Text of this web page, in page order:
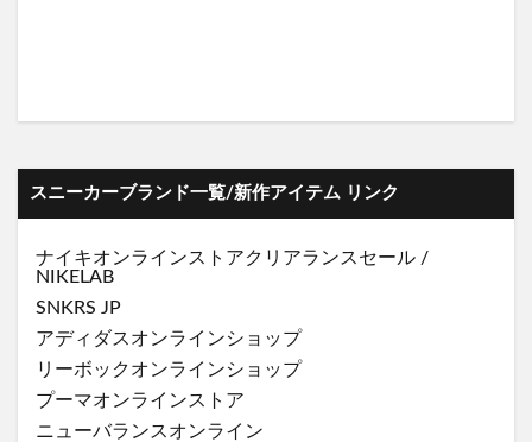
スニーカーブランド一覧/新作アイテム リンク
ナイキオンラインストアクリアランスセール /
NIKELAB
SNKRS JP
アディダスオンラインショップ
リーボックオンラインショップ
プーマオンラインストア
ニューバランスオンライン